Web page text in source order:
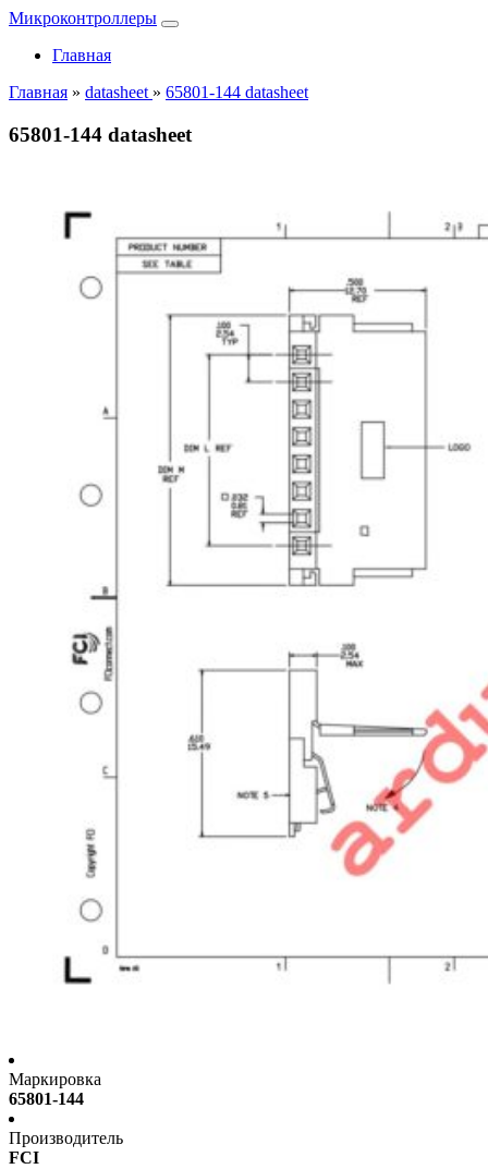
Микроконтроллеры
Главная
Главная » datasheet » 65801-144 datasheet
65801-144 datasheet
Маркировка
65801-144
Производитель
FCI